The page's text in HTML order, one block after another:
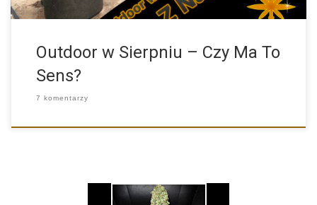
Outdoor w Sierpniu – Czy Ma To
Sens?
7 komentarzy